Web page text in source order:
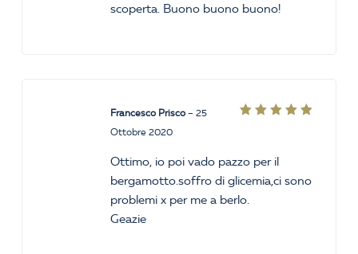
scoperta. Buono buono buono!
Francesco Prisco – 25
Ottobre 2020
Ottimo, io poi vado pazzo per il
bergamotto.soffro di glicemia,ci sono
problemi x per me a berlo.
Geazie